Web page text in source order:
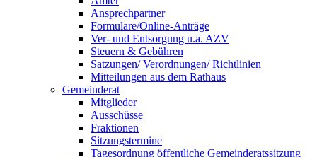
Ansprechpartner
Formulare/Online-Anträge
Ver- und Entsorgung u.a. AZV
Steuern & Gebühren
Satzungen/ Verordnungen/ Richtlinien
Mitteilungen aus dem Rathaus
Gemeinderat
Mitglieder
Ausschüsse
Fraktionen
Sitzungstermine
Tagesordnung öffentliche Gemeinderatssitzung